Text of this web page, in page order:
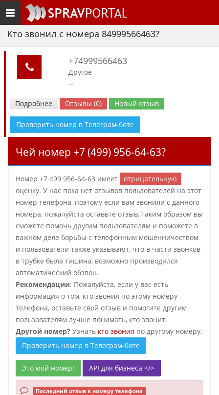
Toggle
navigation
Кто звонил с номера 84999566463?
+74999566463
Другое
--
Подробнее Отзывы (0) Новый отзыв
Проверить номер в Телеграм-боте
Чей номер +7 (499) 956-64-63?
Номер +7 499 956-64-63 имеет
отрицательную
оценку. У нас пока нет отзывов пользователей на этот
номер телефона, поэтому если вам звонили с данного
номера, пожалуйста оставьте отзыв, таким образом вы
сможете помочь другим пользователям и поможете в
важном деле борьбы с телефонным мошенничеством
и пользователи также указывают, что в части звонков
в трубке была тишина, возможно производился
автоматический обзвон.
Рекомендации: Пожалуйста, если у вас есть
информация о том, кто звонил по этому номеру
телефона, оставьте свой отзыв и помогите другим
пользователям лучше понимать, кто звонит.
Другой номер? Узнать кто звонил по другому номеру.
Проверить номер в Телеграм-боте
Это мой номер! API для бизнеса </>
Последний отзыв к номеру телефона